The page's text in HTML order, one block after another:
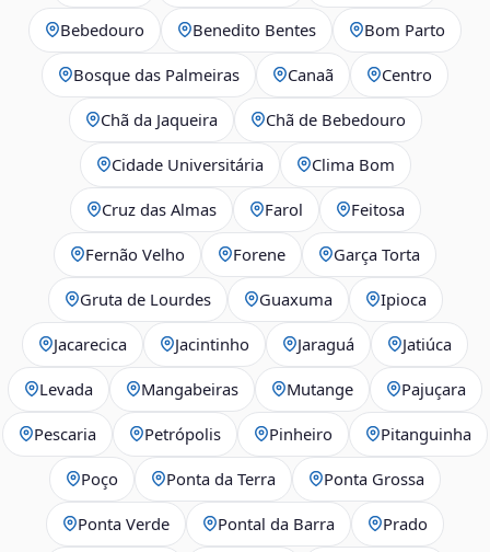
Bebedouro Benedito Bentes Bom Parto
Bosque das Palmeiras Canaã Centro
Chã da Jaqueira Chã de Bebedouro
Cidade Universitária Clima Bom
Cruz das Almas Farol Feitosa
Fernão Velho Forene Garça Torta
Gruta de Lourdes Guaxuma Ipioca
Jacarecica Jacintinho Jaraguá Jatiúca
Levada Mangabeiras Mutange Pajuçara
Pescaria Petrópolis Pinheiro Pitanguinha
Poço Ponta da Terra Ponta Grossa
Ponta Verde Pontal da Barra Prado